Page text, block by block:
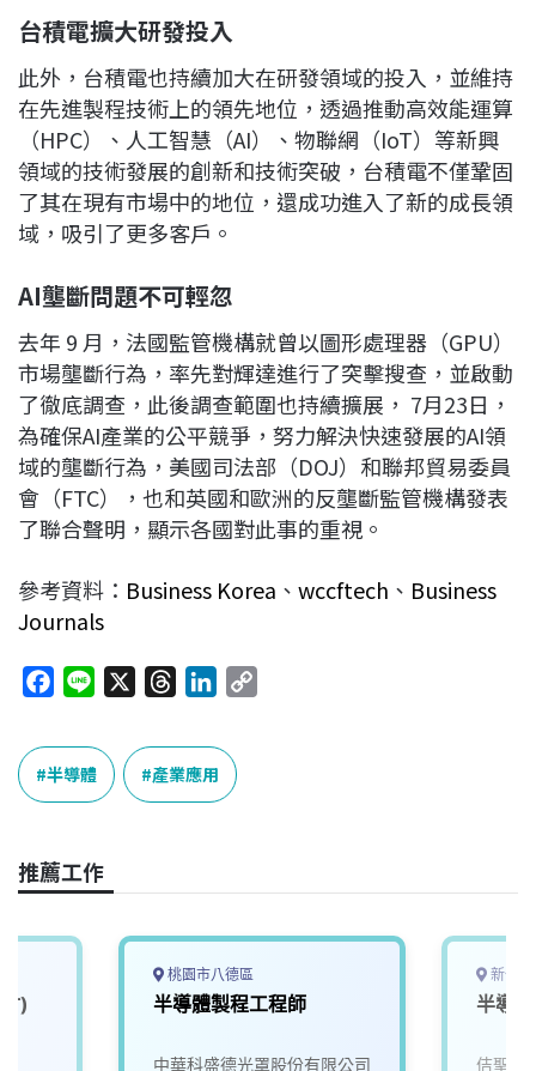
台積電擴大研發投入
此外，台積電也持續加大在研發領域的投入，並維持
在先進製程技術上的領先地位，透過推動高效能運算
（HPC）、人工智慧（AI）、物聯網（IoT）等新興
領域的技術發展的創新和技術突破，台積電不僅鞏固
了其在現有市場中的地位，還成功進入了新的成長領
域，吸引了更多客戶。
AI壟斷問題不可輕忽
去年 9 月，法國監管機構就曾以圖形處理器（GPU）
市場壟斷行為，率先對輝達進行了突擊搜查，並啟動
了徹底調查，此後調查範圍也持續擴展， 7月23日，
為確保AI產業的公平競爭，努力解決快速發展的AI領
域的壟斷行為，美國司法部（DOJ）和聯邦貿易委員
會（FTC），也和英國和歐洲的反壟斷監管機構發表
了聯合聲明，顯示各國對此事的重視。
參考資料： Business Korea 、 wccftech 、 Business
Journals
c
e
b
o
k
n
e
r
e
a
n
k
e
n
k
半導體 產業應用
推薦工作
)
桃園市八德區
半導體製程工程師
中華科盛德光罩股份有限公司
新竹
半導
佶聖科